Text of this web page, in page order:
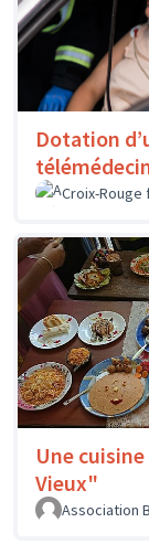
Dotation
Croix-Rouge
Une
Vieux"
Association